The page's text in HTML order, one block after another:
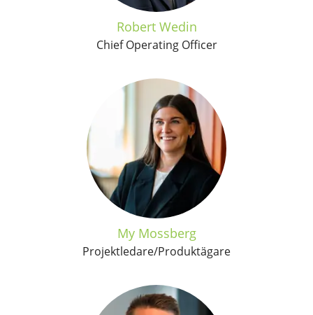
Robert Wedin
Chief Operating Officer
My Mossberg
Projektledare/Produktägare